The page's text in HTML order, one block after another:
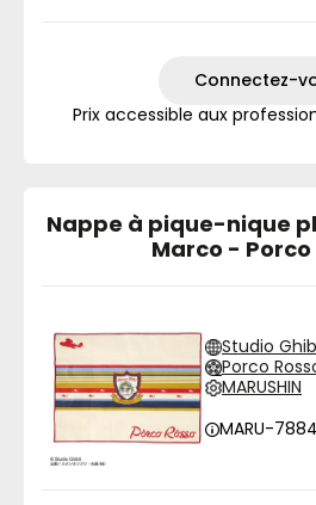
Connectez-
Prix accessible aux
Nappe à pique-nique
Marco - Porco
Studio
Porco
MARUSHIN
MARU-